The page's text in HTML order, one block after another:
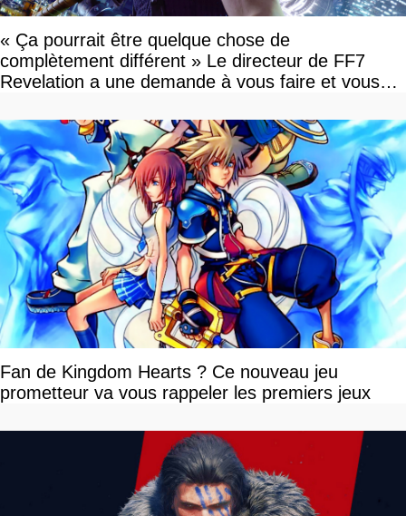
« Ça pourrait être quelque chose de
complètement différent » Le directeur de FF7
Revelation a une demande à vous faire et vous
Fan de Kingdom Hearts ? Ce nouveau jeu
prometteur va vous rappeler les premiers jeux